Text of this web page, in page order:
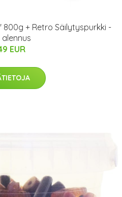
800g + Retro Säilytyspurkki -
alennus
EUR